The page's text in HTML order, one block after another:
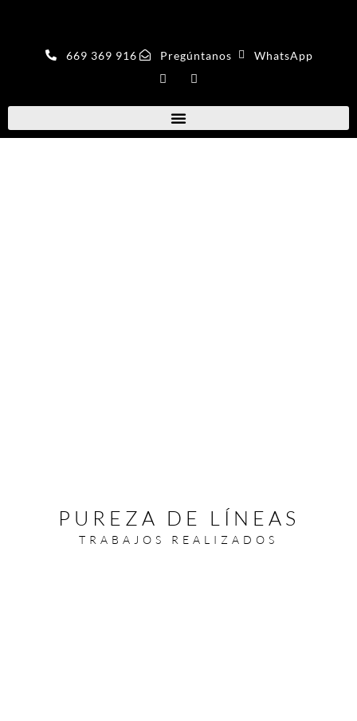
669 369 916 Pregúntanos WhatsApp
PUREZA DE LÍNEAS
TRABAJOS REALIZADOS